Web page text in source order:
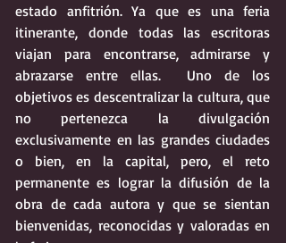
estado anfitrión. Ya que es una feria
itinerante, donde todas las escritoras
viajan para encontrarse, admirarse y
abrazarse entre ellas.  Uno de los
objetivos es descentralizar la cultura, que
no pertenezca la divulgación
exclusivamente en las grandes ciudades
o bien, en la capital, pero, el reto
permanente es lograr la difusión de la
obra de cada autora y que se sientan
bienvenidas, reconocidas y valoradas en